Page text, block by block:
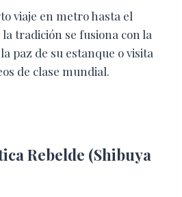
viaje en metro hasta el
la tradición se fusiona con la
paz de su estanque o visita
de clase mundial.
Rebelde (Shibuya